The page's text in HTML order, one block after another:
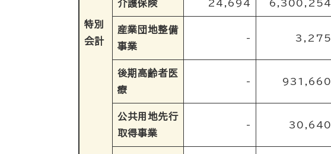
特別
会計
介護保険 24,694 6,300,254
産業団地整備
事業
- 3,275
後期高齢者医
療
- 931,660
公共用地先行
取得事業
- 30,640